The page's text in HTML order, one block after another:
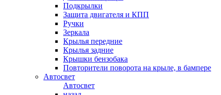
Подкрылки
Защита двигателя и КПП
Ручки
Зеркала
Крылья передние
Крылья задние
Крышки бензобака
Повторители поворота на крыле, в бампере
Автосвет
Автосвет